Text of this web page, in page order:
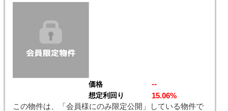
価格 --
想定利回り
15.06%
この物件は、「会員様にのみ限定公開」している物件で